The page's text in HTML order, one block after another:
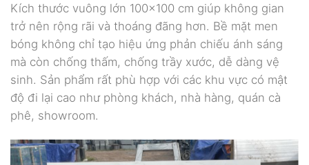
Kích thước vuông lớn 100×100 cm giúp không gian
trở nên rộng rãi và thoáng đãng hơn. Bề mặt men
bóng không chỉ tạo hiệu ứng phản chiếu ánh sáng
mà còn chống thấm, chống trầy xước, dễ dàng vệ
sinh. Sản phẩm rất phù hợp với các khu vực có mật
độ đi lại cao như phòng khách, nhà hàng, quán cà
phê, showroom.